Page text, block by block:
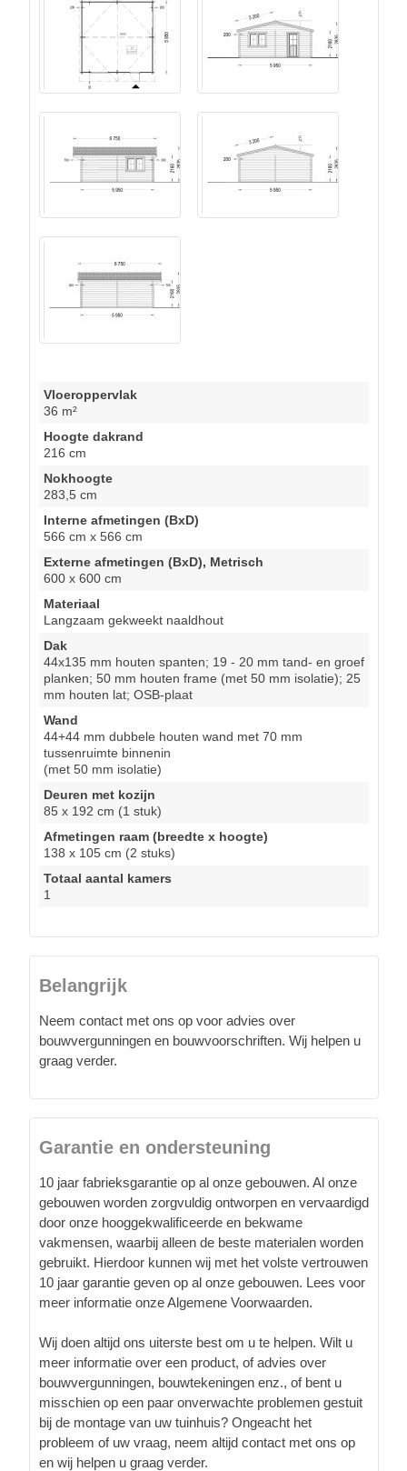
Vloeroppervlak
36 m²
Hoogte dakrand
216 cm
Nokhoogte
283,5 cm
Interne afmetingen (BxD)
566 cm x 566 cm
Externe afmetingen (BxD), Metrisch
600 x 600 cm
Materiaal
Langzaam gekweekt naaldhout
Dak
44x135 mm houten spanten; 19 - 20 mm tand- en groef
planken; 50 mm houten frame (met 50 mm isolatie); 25
mm houten lat; OSB-plaat
Wand
44+44 mm dubbele houten wand met 70 mm
tussenruimte binnenin
(met 50 mm isolatie)
Deuren met kozijn
85 x 192 cm (1 stuk)
Afmetingen raam (breedte x hoogte)
138 x 105 cm (2 stuks)
Totaal aantal kamers
1
Belangrijk
Neem contact met ons op voor advies over
bouwvergunningen en bouwvoorschriften. Wij helpen u
graag verder.
Garantie en ondersteuning
10 jaar fabrieksgarantie op al onze gebouwen. Al onze
gebouwen worden zorgvuldig ontworpen en vervaardigd
door onze hooggekwalificeerde en bekwame
vakmensen, waarbij alleen de beste materialen worden
gebruikt. Hierdoor kunnen wij met het volste vertrouwen
10 jaar garantie geven op al onze gebouwen. Lees voor
meer informatie onze Algemene Voorwaarden.
Wij doen altijd ons uiterste best om u te helpen. Wilt u
meer informatie over een product, of advies over
bouwvergunningen, bouwtekeningen enz., of bent u
misschien op een paar onverwachte problemen gestuit
bij de montage van uw tuinhuis? Ongeacht het
probleem of uw vraag, neem altijd contact met ons op
en wij helpen u graag verder.